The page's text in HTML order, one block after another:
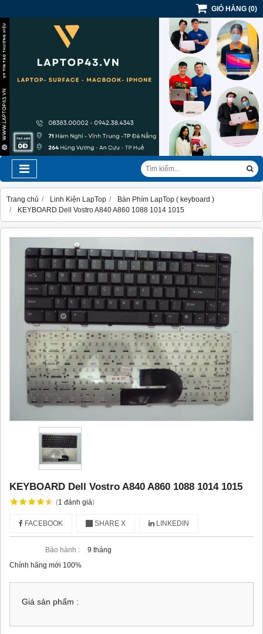
GIỎ HÀNG (0)
Trang chủ Linh Kiện LapTop
Bàn Phím LapTop ( keyboard )
KEYBOARD Dell Vostro A840 A860 1088 1014 1015
KEYBOARD Dell Vostro A840 A860 1088 1014 1015
(1 đánh giá)
FACEBOOK SHARE X LINKEDIN
Bảo hành :
9 tháng
Chính hãng mới 100%
Giá sản phẩm :